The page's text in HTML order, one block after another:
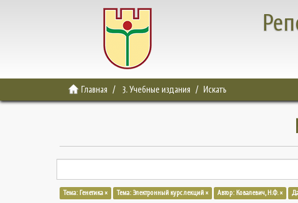
Главная 3. Учебные издания Искать
Тема: Генетика × Тема: Электронный курс лекций × Автор: Ковалевич, Н.Ф. ×